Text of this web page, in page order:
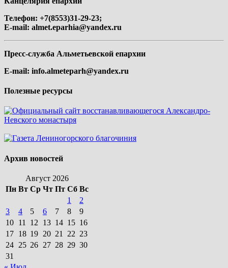
Телефон: +7(8553)31-29-23;
E-mail: almet.eparhia@yandex.ru
Пресс-служба Альметьевской епархии
E-mail: info.almeteparh@yandex.ru
Полезные ресурсы
Архив новостей
Август 2026
Пн Вт Ср Чт Пт Сб Вс
1
2
3
4 5 6 7 8
9
10 11 12 13 14 15 16
17 18 19 20 21 22 23
24 25 26 27 28 29 30
31